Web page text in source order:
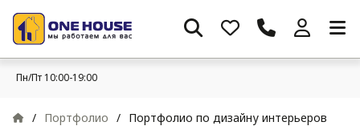
Пн/Пт 10:00-19:00
/ Портфолио / Портфолио по дизайну интерьеров